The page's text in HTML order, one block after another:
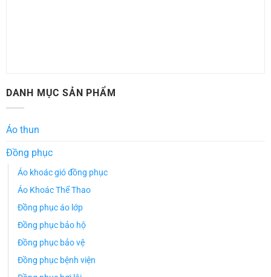
DANH MỤC SẢN PHẨM
Áo thun
Đồng phục
Áo khoác gió đồng phục
Áo Khoác Thể Thao
Đồng phục áo lớp
Đồng phục bảo hộ
Đồng phục bảo vệ
Đồng phục bệnh viện